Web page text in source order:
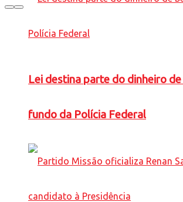
Lei destina parte do dinheiro
fundo da Polícia Federal